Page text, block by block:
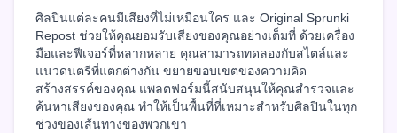
ศิลปินแต่ละคนมีเสียงที่ไม่เหมือนใคร และ Original Sprunki
Repost ช่วยให้คุณยอมรับเสียงของคุณอย่างเต็มที่ ด้วยเครื่อง
มือและฟีเจอร์ที่หลากหลาย คุณสามารถทดลองกับสไตล์และ
แนวดนตรีที่แตกต่างกัน ขยายขอบเขตของความคิด
สร้างสรรค์ของคุณ แพลตฟอร์มนี้สนับสนุนให้คุณสำรวจและ
ค้นหาเสียงของคุณ ทำให้เป็นพื้นที่ที่เหมาะสำหรับศิลปินในทุก
ช่วงของเส้นทางของพวกเขา